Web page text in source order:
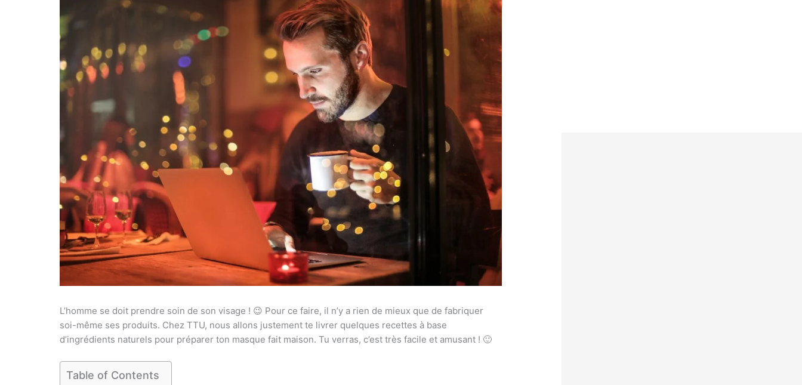
L’homme se doit prendre soin de son visage ! 😉 Pour ce faire, il n’y a rien de mieux que de fabriquer
soi-même ses produits. Chez TTU, nous allons justement te livrer quelques recettes à base
d’ingrédients naturels pour préparer ton masque fait maison. Tu verras, c’est très facile et amusant ! 🙂
Table of Contents